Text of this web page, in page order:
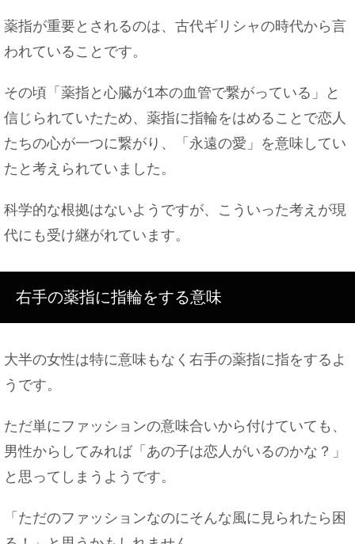
自転車の故障修理！ペダルの故障の原因と自転車を
長く乗るコツ
性も
犬が病気で仕事を休む時、本当の理由を言わない方
がいい場合も！
上司へのメールに追伸はマナー違反！？ビジネスメ
メンズとレディース服、シャツ、シューズの違いを
ご紹介
フリーターの彼氏と同棲をする時の注意点！心の準
薬指が重要とされるのは、古代ギリシャの時代から言
われていることです。
その頃「薬指と心臓が1本の血管で繋がっている」と
信じられていたため、薬指に指輪をはめることで恋人
たちの心が一つに繋がり、「永遠の愛」を意味してい
たと考えられていました。
科学的な根拠はないようですが、こういった考えが現
代にも受け継がれています。
右手の薬指に指輪をする意味
大半の女性は特に意味もなく右手の薬指に指をするよ
うです。
ただ単にファッションの意味合いから付けていても、
男性からしてみれば「あの子は恋人がいるのかな？」
と思ってしまうようです。
「ただのファッションなのにそんな風に見られたら困